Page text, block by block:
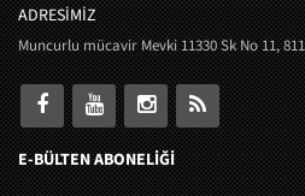
ADRESİMİZ
Muncurlu mücavir Mevki 11330 Sk No 11,
E-BÜLTEN ABONELİĞİ